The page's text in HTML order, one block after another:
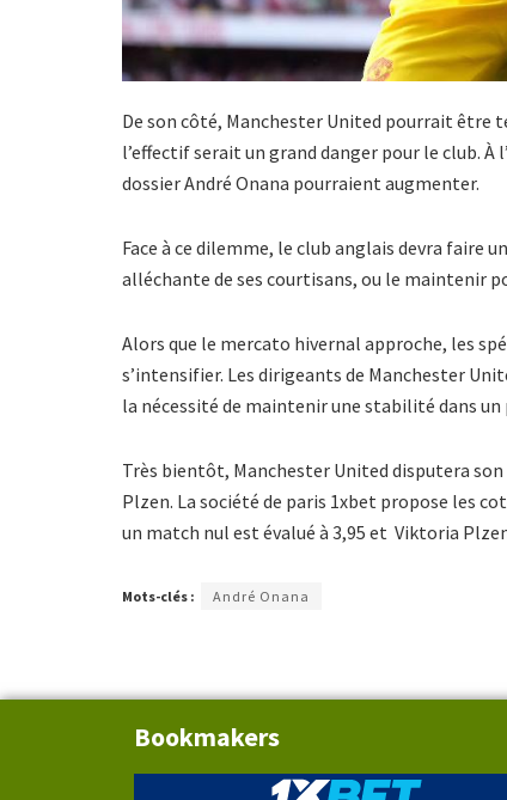
De son côté, Manchester United pourrait être
l’effectif serait un grand danger pour le club.
dossier André Onana pourraient augmenter.
Face à ce dilemme, le club anglais devra faire
alléchante de ses courtisans, ou le maintenir
Alors que le mercato hivernal approche, les
s’intensifier. Les dirigeants de Manchester
la nécessité de maintenir une stabilité dans un
Très bientôt, Manchester United disputera
Plzen. La société de paris 1xbet propose les
un match nul est évalué à 3,95 et Viktoria
Mots-clés : André Onana
Bookmakers